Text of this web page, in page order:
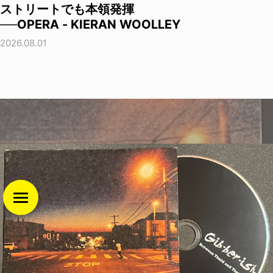
ストリートでも本領発揮
──OPERA - KIERAN WOOLLEY
2026.08.01